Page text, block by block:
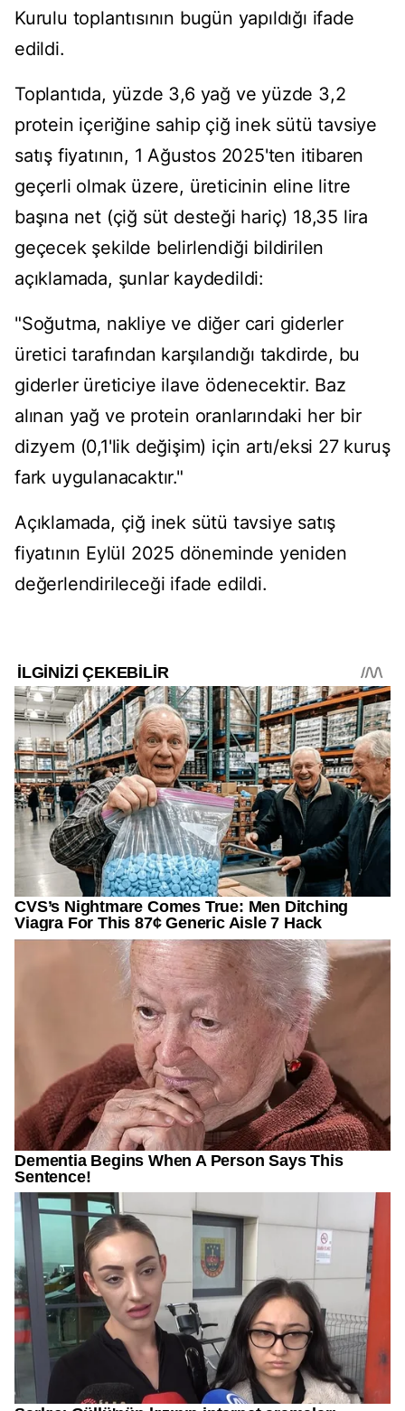
Kurulu toplantısının bugün yapıldığı ifade
edildi.
Toplantıda, yüzde 3,6 yağ ve yüzde 3,2
protein içeriğine sahip çiğ inek sütü tavsiye
satış fiyatının, 1 Ağustos 2025'ten itibaren
geçerli olmak üzere, üreticinin eline litre
başına net (çiğ süt desteği hariç) 18,35 lira
geçecek şekilde belirlendiği bildirilen
açıklamada, şunlar kaydedildi:
"Soğutma, nakliye ve diğer cari giderler
üretici tarafından karşılandığı takdirde, bu
giderler üreticiye ilave ödenecektir. Baz
alınan yağ ve protein oranlarındaki her bir
dizyem (0,1'lik değişim) için artı/eksi 27 kuruş
fark uygulanacaktır."
Açıklamada, çiğ inek sütü tavsiye satış
fiyatının Eylül 2025 döneminde yeniden
değerlendirileceği ifade edildi.